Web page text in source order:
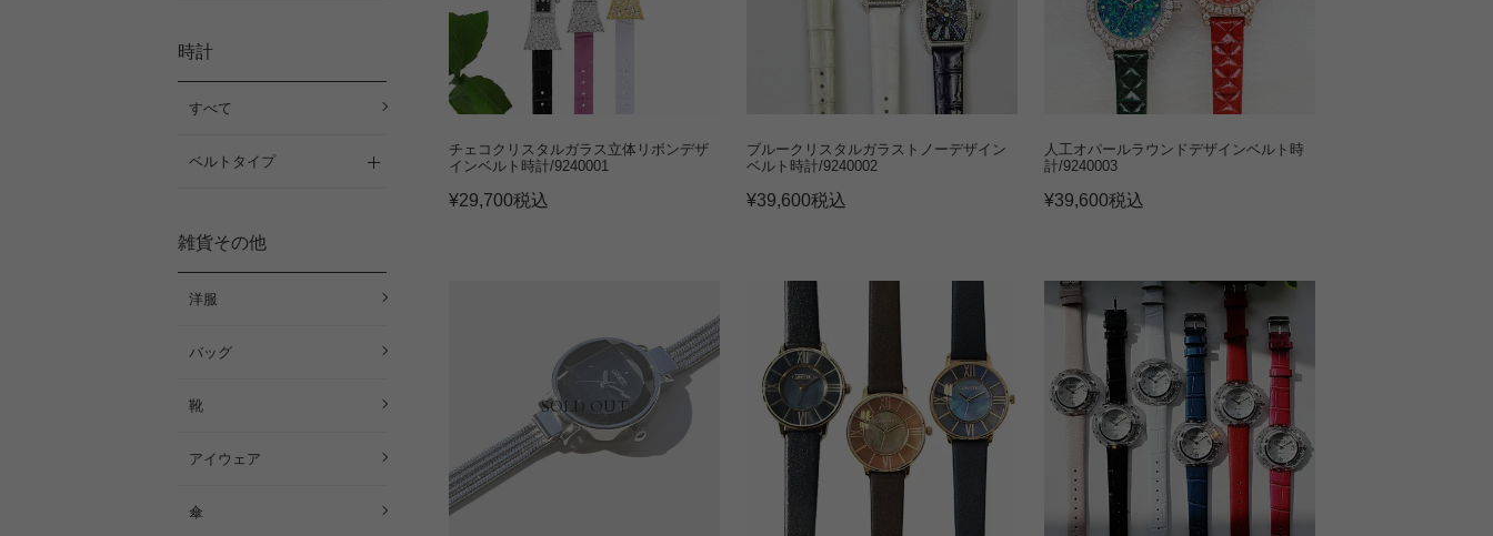
時計
すべて
ベルトタイプ
雑貨その他
洋服
バッグ
靴
アイウェア
傘
チェコクリスタルガラス立体リボンデザ
インベルト時計/9240001
¥29,700税込
ブルークリスタルガラストノーデザイン
ベルト時計/9240002
¥39,600税込
人工オパールラウンドデザインベルト時
計/9240003
¥39,600税込
SOLD OUT